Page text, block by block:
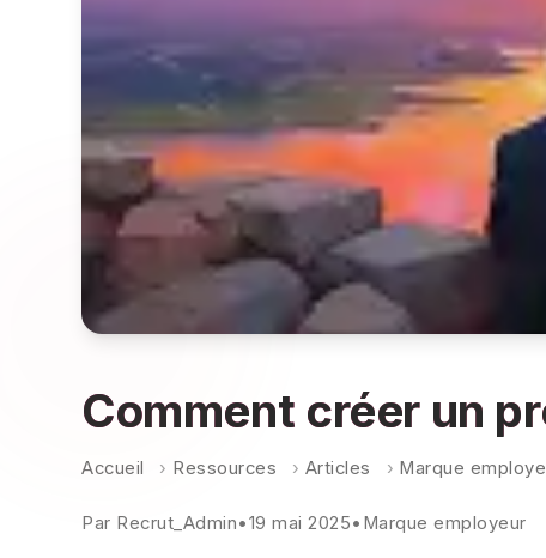
Comment créer un
Accueil › Ressources › Articles › Marque
Par Recrut_Admin•19 mai 2025• Marque employeur